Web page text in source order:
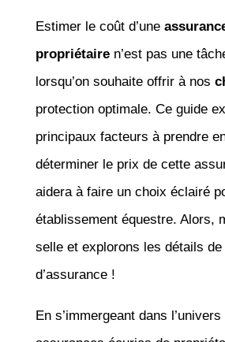
Estimer le coût d’une
propriétairen’est pas une
lorsqu’on souhaite offrir à nos
protection optimale. Ce guide
principaux facteurs à prendre
déterminer le prix de cette
aidera à faire un choix éclairé
établissement équestre. Alors,
selle et explorons les détails
d’assurance !
En s’immergeant dans l’univers